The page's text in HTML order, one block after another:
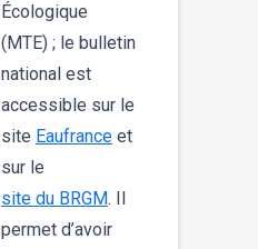
Écologique
(MTE) ; le bulletin
national est
accessible sur le
site Eaufrance et
sur le
site du BRGM. Il
permet d’avoir